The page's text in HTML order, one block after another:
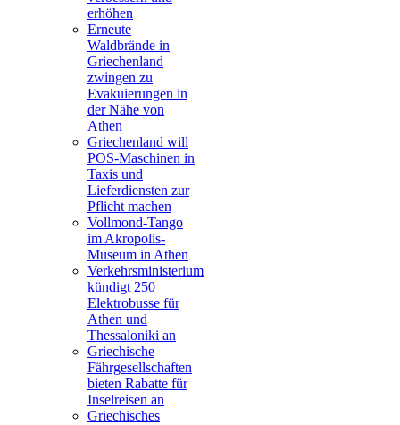
erhöhen
Erneute
Waldbrände in
Griechenland
zwingen zu
Evakuierungen in
der Nähe von
Athen
Griechenland will
POS-Maschinen in
Taxis und
Lieferdiensten zur
Pflicht machen
Vollmond-Tango
im Akropolis-
Museum in Athen
Verkehrsministerium
kündigt 250
Elektrobusse für
Athen und
Thessaloniki an
Griechische
Fährgesellschaften
bieten Rabatte für
Inselreisen an
Griechisches